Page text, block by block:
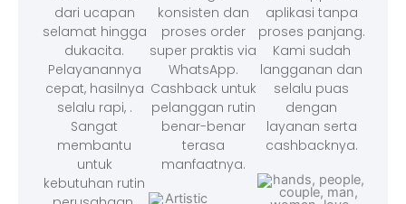
dari ucapan
selamat hingga
dukacita.
Pelayanannya
cepat, hasilnya
selalu rapi, .
Sangat
membantu
untuk
kebutuhan rutin
konsisten dan
proses order
super praktis via
WhatsApp.
Cashback untuk
pelanggan rutin
benar-benar
terasa
manfaatnya.
aplikasi tanpa
proses panjang.
Kami sudah
langganan dan
selalu puas
dengan
layanan serta
cashbacknya.